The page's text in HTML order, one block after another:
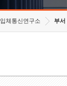
입체통신연구소 부서